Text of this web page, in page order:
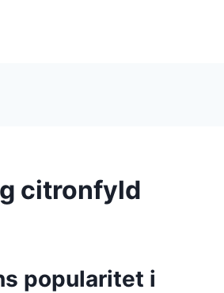
citronfyld
popularitet i